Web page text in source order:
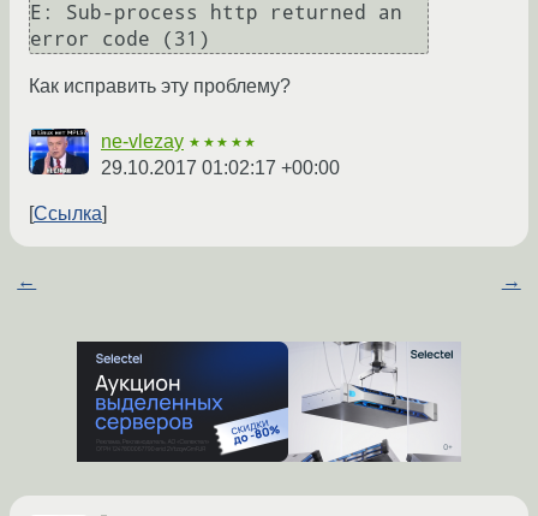
E: Sub-process http returned an
Как исправить эту проблему?
ne-vlezay ★★★★★
29.10.2017 01:02:17 +00:00
Ссылка
← →